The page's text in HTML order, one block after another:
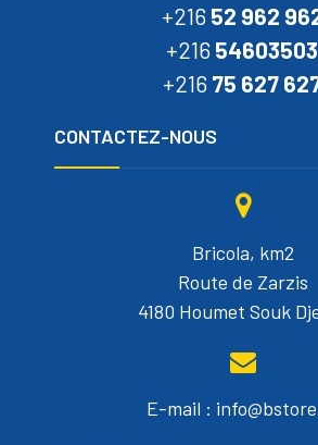
+216 52 962
+216 54603503
+216 75 627
CONTACTEZ-NOUS
Bricola, km2
Route de Zarzis
4180 Houmet Souk
E-mail :